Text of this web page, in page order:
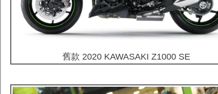
舊款 2020 KAWASAKI Z1000 SE